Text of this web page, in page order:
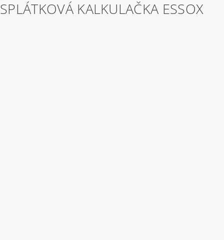
SPLÁTKOVÁ KALKULAČKA ESSOX